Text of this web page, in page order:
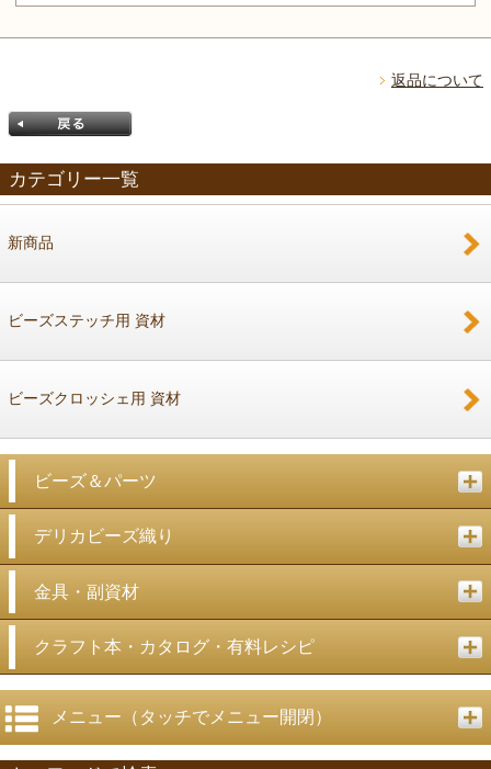
返品について
カテゴリー一覧
新商品
ビーズステッチ用 資材
ビーズクロッシェ用 資材
ビーズ＆パーツ
デリカビーズ織り
金具・副資材
クラフト本・カタログ・有料レシピ
メニュー（タッチでメニュー開閉）